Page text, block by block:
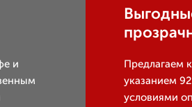
и
Предлагаем
указанием
условиями